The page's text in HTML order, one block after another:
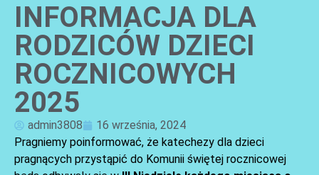
INFORMACJA DLA
RODZICÓW DZIECI
ROCZNICOWYCH
2025
admin3808
16 września, 2024
Pragniemy poinformować, że katechezy dla dzieci
pragnących przystąpić do Komunii świętej rocznicowej
AKTUALNOŚCI